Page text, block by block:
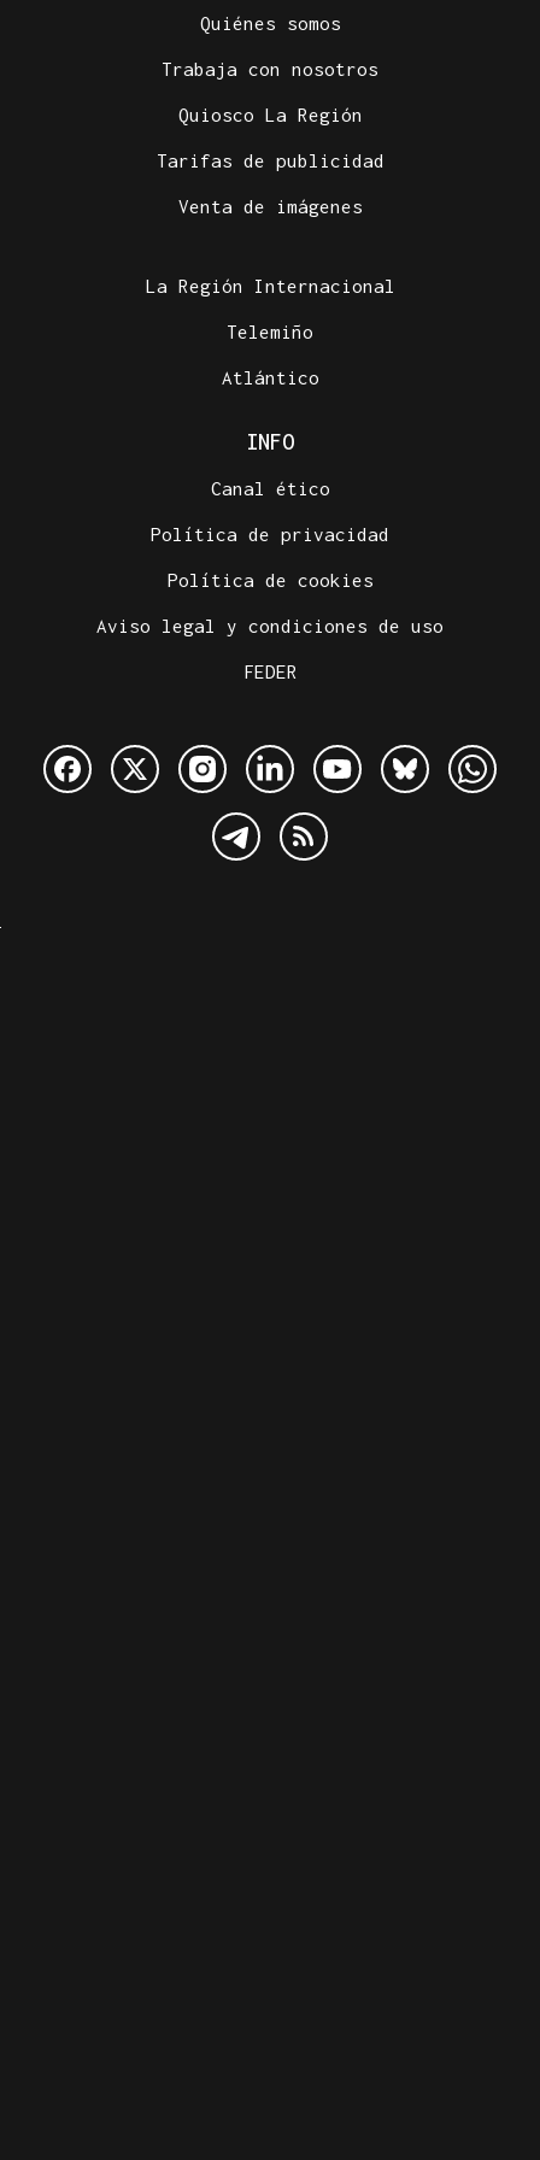
Quiénes somos
Trabaja con nosotros
Quiosco La Región
Tarifas de publicidad
Venta de imágenes
La Región Internacional
Telemiño
Atlántico
INFO
Canal ético
Política de privacidad
Política de cookies
Aviso legal y condiciones de uso
FEDER